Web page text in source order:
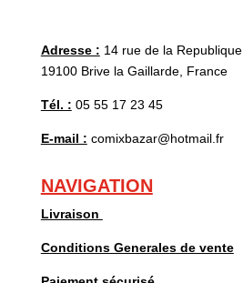
Adresse : 14 rue de la Republique,
19100 Brive la Gaillarde, France
Tél. : 05 55 17 23 45
E-mail : comixbazar@hotmail.fr
NAVIGATION
Livraison
Conditions Generales de vente